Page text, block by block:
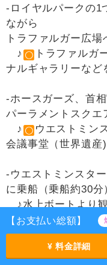
【お支払い総額】
¥ 料金詳細
-ロイヤルパークの1
ながら
トラファルガー広場
♪
トラファルガ
ナルギャラリーなど
‐ホースガーズ、首
パーラメントスクエ
♪
ウエストミン
会議事堂（世界遺産)
‐ウエストミンスタ
に乗船（乗船約30分
♪水上ボートより観
テートモダン、
スピアグローブ座、
スト号など